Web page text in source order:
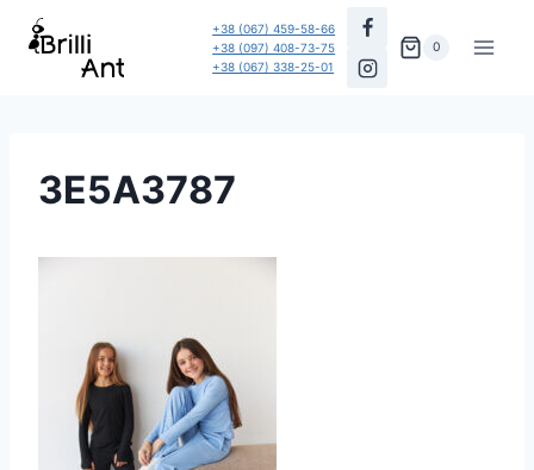
Перейти
+38 (067) 459-58-66
+38 (097) 408-73-75
+38 (067) 338-25-01
0
3E5A3787